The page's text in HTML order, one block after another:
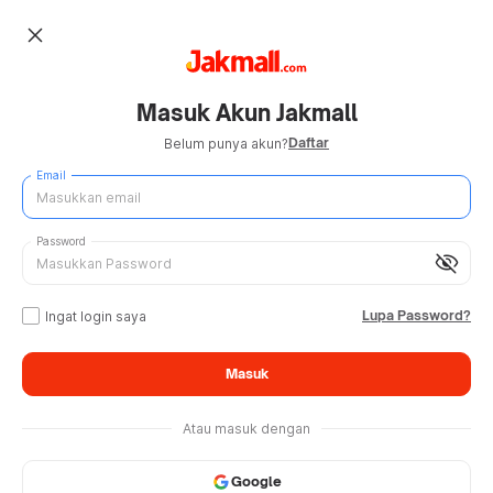
close
Masuk Akun Jakmall
Belum punya akun?Daftar
Email
visibility_off
Password
Ingat login saya Lupa Password?
Masuk
Atau masuk dengan
Google